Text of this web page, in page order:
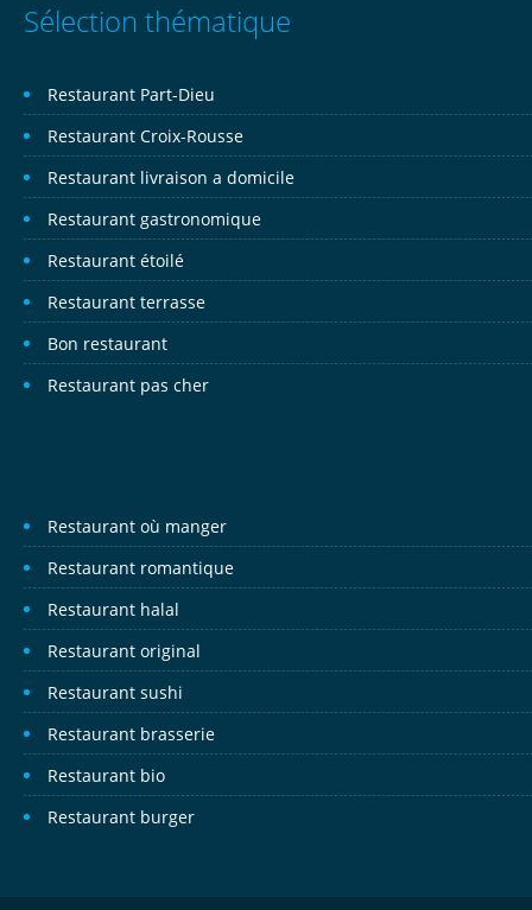
Sélection thématique
Restaurant Part-Dieu
Restaurant Croix-Rousse
Restaurant livraison a domicile
Restaurant gastronomique
Restaurant étoilé
Restaurant terrasse
Bon restaurant
Restaurant pas cher
Restaurant où manger
Restaurant romantique
Restaurant halal
Restaurant original
Restaurant sushi
Restaurant brasserie
Restaurant bio
Restaurant burger